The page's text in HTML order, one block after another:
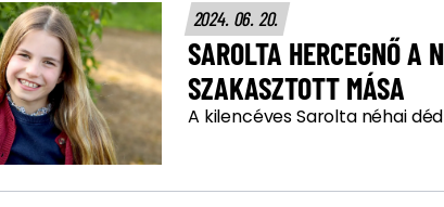
2024. 06. 20.
SAROLTA HERCEGNŐ A
SZAKASZTOTT MÁSA
A kilencéves Sarolta néhai